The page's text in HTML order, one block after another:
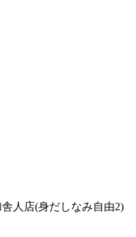
人店(身だしなみ自由2)